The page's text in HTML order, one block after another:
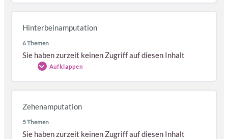
Abgeschlossen0/6 Schritte
Video einer Vorderbeinamputation
OP-Hinweise und Highlights
Instrumente
Lagerung und Vorbereitung
Zugang
Hinterbeinamputation
6 Themen
Sie haben zurzeit keinen Zugriff auf diesen Inhalt
Aufklappen
Abgeschlossen0/6 Schritte
Video einer Hinterbeinamputation
Zehenamputation
5 Themen
Sie haben zurzeit keinen Zugriff auf diesen Inhalt